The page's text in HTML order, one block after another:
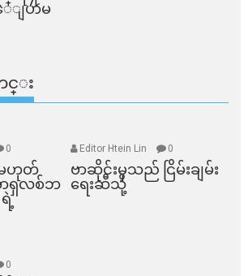
ျပာမ
င္း
0
မဟုတ်
ရှလစ်ဘ
ရဲ့
Editor Htein Lin 0
ဗာဆိုင်းမှသည် ငြိမ်းချမ်း
ရေးဆီသို့
0